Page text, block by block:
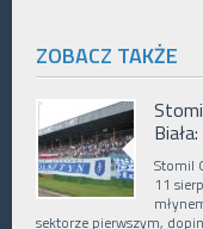
ZOBACZ TAKŻE
Stomil
11
sektorze pierwszym,